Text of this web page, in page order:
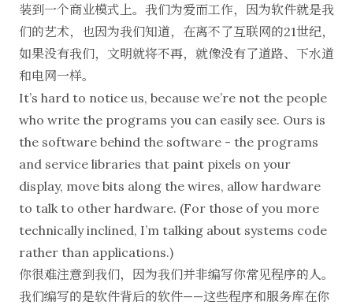
装到一个商业模式上。我们为爱而工作，因为软件就是我
们的艺术，也因为我们知道，在离不了互联网的21世纪，
如果没有我们，文明就将不再，就像没有了道路、下水道
和电网一样。
It’s hard to notice us, because we’re not the people
who write the programs you can easily see. Ours is
the software behind the software - the programs
and service libraries that paint pixels on your
display, move bits along the wires, allow hardware
to talk to other hardware. (For those of you more
technically inclined, I’m talking about systems code
rather than applications.)
你很难注意到我们，因为我们并非编写你常见程序的人。
我们编写的是软件背后的软件——这些程序和服务库在你